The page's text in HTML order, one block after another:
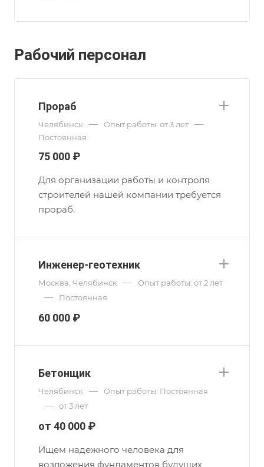
Рабочий персонал
Прораб
Челябинск — Опыт работы: от 3 лет —
Постоянная
75 000 ₽
Для организации работы и контроля
строителей нашей компании требуется
прораб.
Инженер-геотехник
Москва, Челябинск — Опыт работы: от 2 лет
— Постоянная
60 000 ₽
Бетонщик
Челябинск — Опыт работы: Постоянная
— от 3 лет
от 40 000 ₽
Ищем надежного человека для
возложения фундаментов будущих